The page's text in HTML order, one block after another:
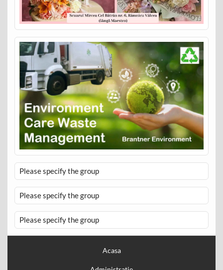
Please specify the group
Please specify the group
Please specify the group
Acasa